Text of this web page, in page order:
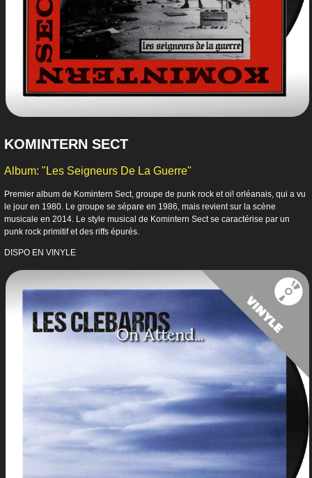
KOMINTERN SECT
Album: "Les Seigneurs De La Guerre"
Premier album de Komintern Sect, groupe de punk rock et oi! orléanais, qui a vu
le jour en 1980. Le groupe se sépare en 1986, mais revient sur la scène
musicale en 2014. Le style musical de Komintern Sect se caractérise par un
punk rock primitif et des riffs épurés.
DISPO EN VINYLE